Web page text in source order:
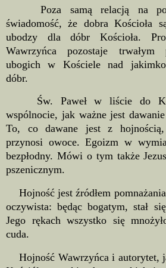
Poza samą relacją na
świadomość, że dobra Kościoła
ubodzy dla dóbr Kościoła.
Wawrzyńca pozostaje trwałym
ubogich w Kościele nad
dóbr.
Św. Paweł w liście do
wspólnocie, jak ważne jest
To, co dawane jest z
przynosi owoce. Egoizm w
bezpłodny. Mówi o tym także
pszenicznym.
Hojność jest źródłem
oczywista: będąc bogatym, stał
Jego rękach wszystko się
cuda.
Hojność Wawrzyńca i autorytet,